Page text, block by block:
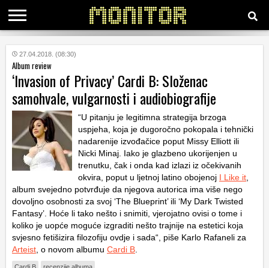
KATEGORIJE
HRVATSKI
WEB
27.04.2018. (08:30)
Album review
‘Invasion of Privacy’ Cardi B: Složenac
samohvale, vulgarnosti i audiobiografije
“U pitanju je legitimna strategija brzoga
uspjeha, koja je dugoročno pokopala i tehnički
nadarenije izvođačice poput Missy Elliott ili
Nicki Minaj. Iako je glazbeno ukorijenjen u
trenutku, čak i onda kad izlazi iz očekivanih
okvira, poput u ljetnoj latino obojenoj I Like it
album svejedno potvrđuje da njegova autorica ima više nego
dovoljno osobnosti za svoj ‘The Blueprint’ ili ‘My Dark Twisted
Fantasy’. Hoće li tako nešto i snimiti, vjerojatno ovisi o tome i
koliko je uopće moguće izgraditi nešto trajnije na estetici koja
svjesno fetišizira filozofiju ovdje i sada“, piše Karlo Rafaneli za
Arteist , o novom albumu Cardi B